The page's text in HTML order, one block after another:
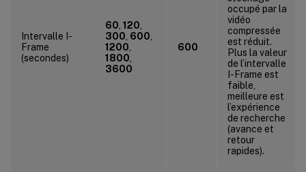
Intervalle I-
Frame
(secondes)
60 120
300 600
1200
1800
3600
600
occupé par la
vidéo
compressée
est réduit.
Plus la valeur
de l’intervalle
I-Frame est
faible,
meilleure est
l’expérience
de recherche
(avance et
retour
rapides).